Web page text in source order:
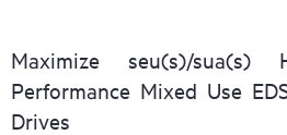
Maximize seu(s)/
Performance Mixed Use
Drives